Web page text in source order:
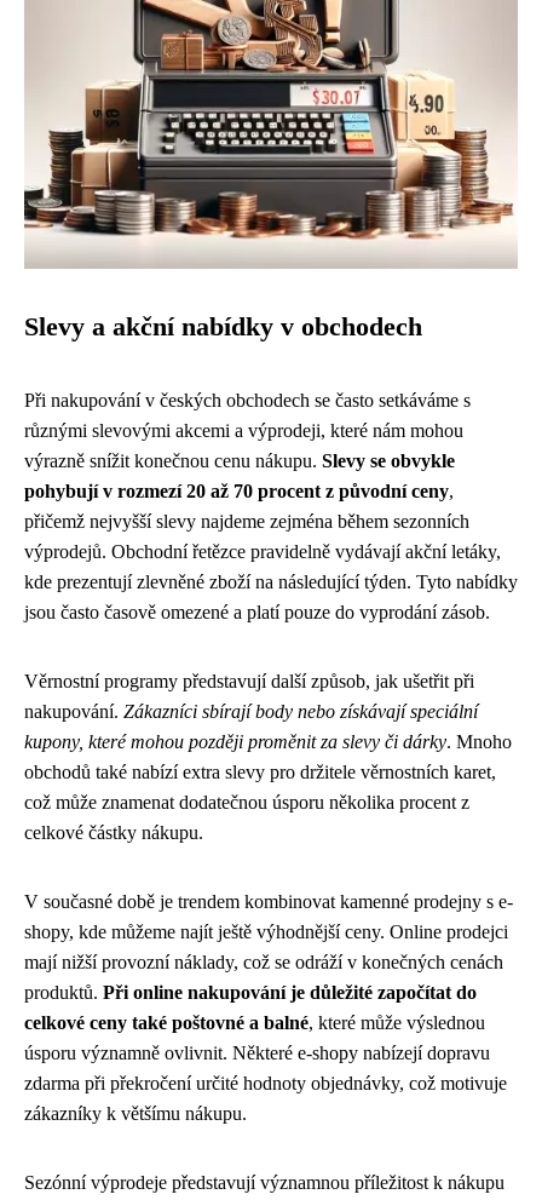
Slevy a akční nabídky v obchodech
Při nakupování v českých obchodech se často setkáváme s
různými slevovými akcemi a výprodeji, které nám mohou
výrazně snížit konečnou cenu nákupu. Slevy se obvykle
pohybují v rozmezí 20 až 70 procent z původní ceny,
přičemž nejvyšší slevy najdeme zejména během sezonních
výprodejů. Obchodní řetězce pravidelně vydávají akční letáky,
kde prezentují zlevněné zboží na následující týden. Tyto nabídky
jsou často časově omezené a platí pouze do vyprodání zásob.
Věrnostní programy představují další způsob, jak ušetřit při
nakupování. Zákazníci sbírají body nebo získávají speciální
kupony, které mohou později proměnit za slevy či dárky. Mnoho
obchodů také nabízí extra slevy pro držitele věrnostních karet,
což může znamenat dodatečnou úsporu několika procent z
celkové částky nákupu.
V současné době je trendem kombinovat kamenné prodejny s e-
shopy, kde můžeme najít ještě výhodnější ceny. Online prodejci
mají nižší provozní náklady, což se odráží v konečných cenách
produktů. Při online nakupování je důležité započítat do
celkové ceny také poštovné a balné, které může výslednou
úsporu významně ovlivnit. Některé e-shopy nabízejí dopravu
zdarma při překročení určité hodnoty objednávky, což motivuje
zákazníky k většímu nákupu.
Sezónní výprodeje představují významnou příležitost k nákupu